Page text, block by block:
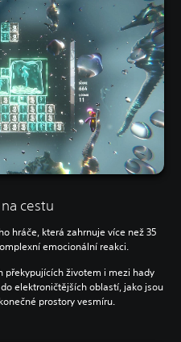
cestu
hráče, která zahrnuje více než 35
emocionální reakci.
překypujících životem i mezi hady
elektroničtějších oblastí, jako jsou
prostory vesmíru.